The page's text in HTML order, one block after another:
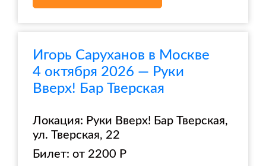
Игорь Саруханов в Москве
4 октября 2026 — Руки
Вверх! Бар Тверская
Локация: Руки Вверх! Бар Тверская,
ул. Тверская, 22
Билет: от 2200 Р